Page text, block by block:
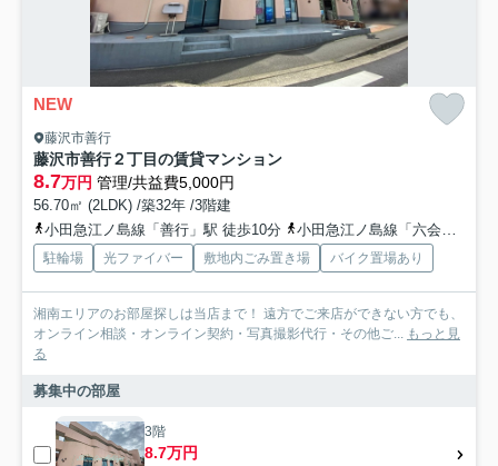
NEW
藤沢市善行
藤沢市善行２丁目の賃貸マンション
8.7万円 管理/共益費5,000円
56.70㎡ (2LDK) /築32年 /3階建
小田急江ノ島線「善行」駅 徒歩10分
小田急江ノ島線「六会日大前」駅 徒歩33分
駐輪場 光ファイバー 敷地内ごみ置き場 バイク置場あり
湘南エリアのお部屋探しは当店まで！ 遠方でご来店ができない方でも、
オンライン相談・オンライン契約・写真撮影代行・その他ご... もっと見
る
募集中の部屋
3階
8.7万円